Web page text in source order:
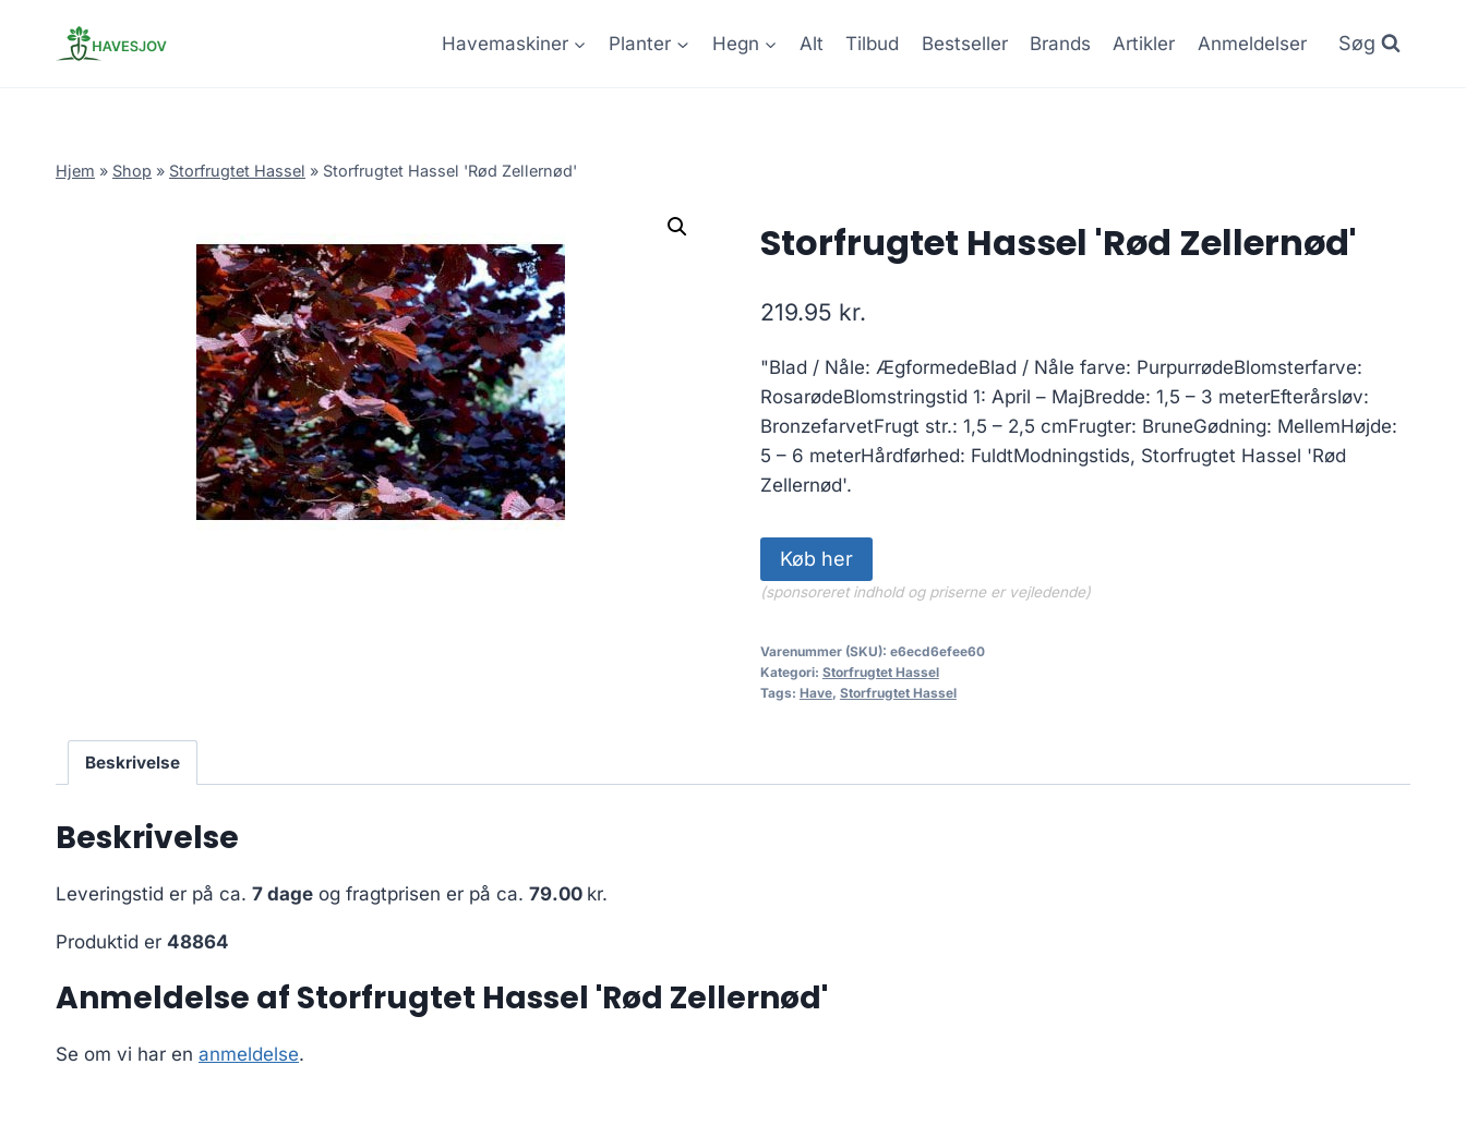
Havemaskiner Planter Hegn Alt Tilbud Bestseller Brands Artikler Anmeldelser Søg
Hjem » Shop » Storfrugtet Hassel » Storfrugtet Hassel 'Rød Zellernød'
Storfrugtet Hassel 'Rød Zellernød'
219.95 kr.
"Blad / Nåle: ÆgformedeBlad / Nåle farve: PurpurrødeBlomsterfarve:
RosarødeBlomstringstid 1: April – MajBredde: 1,5 – 3 meterEfterårsløv:
BronzefarvetFrugt str.: 1,5 – 2,5 cmFrugter: BruneGødning: MellemHøjde:
5 – 6 meterHårdførhed: FuldtModningstids, Storfrugtet Hassel 'Rød
Zellernød'.
Køb her
(sponsoreret indhold og priserne er vejledende)
Varenummer (SKU): e6ecd6efee60
Kategori: Storfrugtet Hassel
Tags: Have, Storfrugtet Hassel
Beskrivelse
Beskrivelse
Leveringstid er på ca. 7 dage og fragtprisen er på ca. 79.00 kr.
Produktid er 48864
Anmeldelse af Storfrugtet Hassel 'Rød Zellernød'
Se om vi har en anmeldelse.